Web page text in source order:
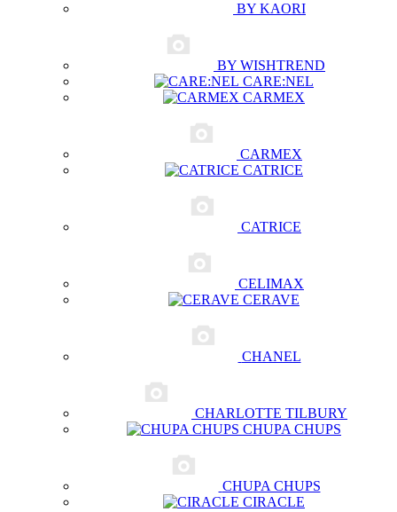
BY KAORI
BY WISHTREND
CARE:NEL
CARMEX
CARMEX
CATRICE
CATRICE
CELIMAX
CERAVE
CHANEL
CHARLOTTE TILBURY
CHUPA CHUPS
CHUPA CHUPS
CIRACLE